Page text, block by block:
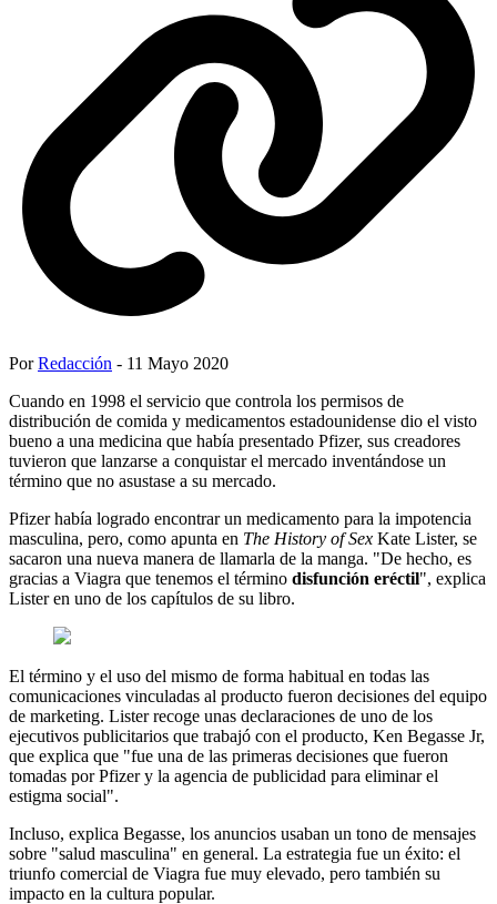
PorRedacción - 11 Mayo 2020
Cuando en 1998 el servicio que controla los permisos de
distribución de comida y medicamentos estadounidense dio el visto
bueno a una medicina que había presentado Pfizer, sus creadores
tuvieron que lanzarse a conquistar el mercado inventándose un
término que no asustase a su mercado.
Pfizer había logrado encontrar un medicamento para la impotencia
masculina, pero, como apunta en The History of Sex Kate Lister, se
sacaron una nueva manera de llamarla de la manga. "De hecho, es
gracias a Viagra que tenemos el término disfunción eréctil", explica
Lister en uno de los capítulos de su libro.
El término y el uso del mismo de forma habitual en todas las
comunicaciones vinculadas al producto fueron decisiones del equipo
de marketing. Lister recoge unas declaraciones de uno de los
ejecutivos publicitarios que trabajó con el producto, Ken Begasse Jr,
que explica que "fue una de las primeras decisiones que fueron
tomadas por Pfizer y la agencia de publicidad para eliminar el
estigma social".
Incluso, explica Begasse, los anuncios usaban un tono de mensajes
sobre "salud masculina" en general. La estrategia fue un éxito: el
triunfo comercial de Viagra fue muy elevado, pero también su
impacto en la cultura popular.